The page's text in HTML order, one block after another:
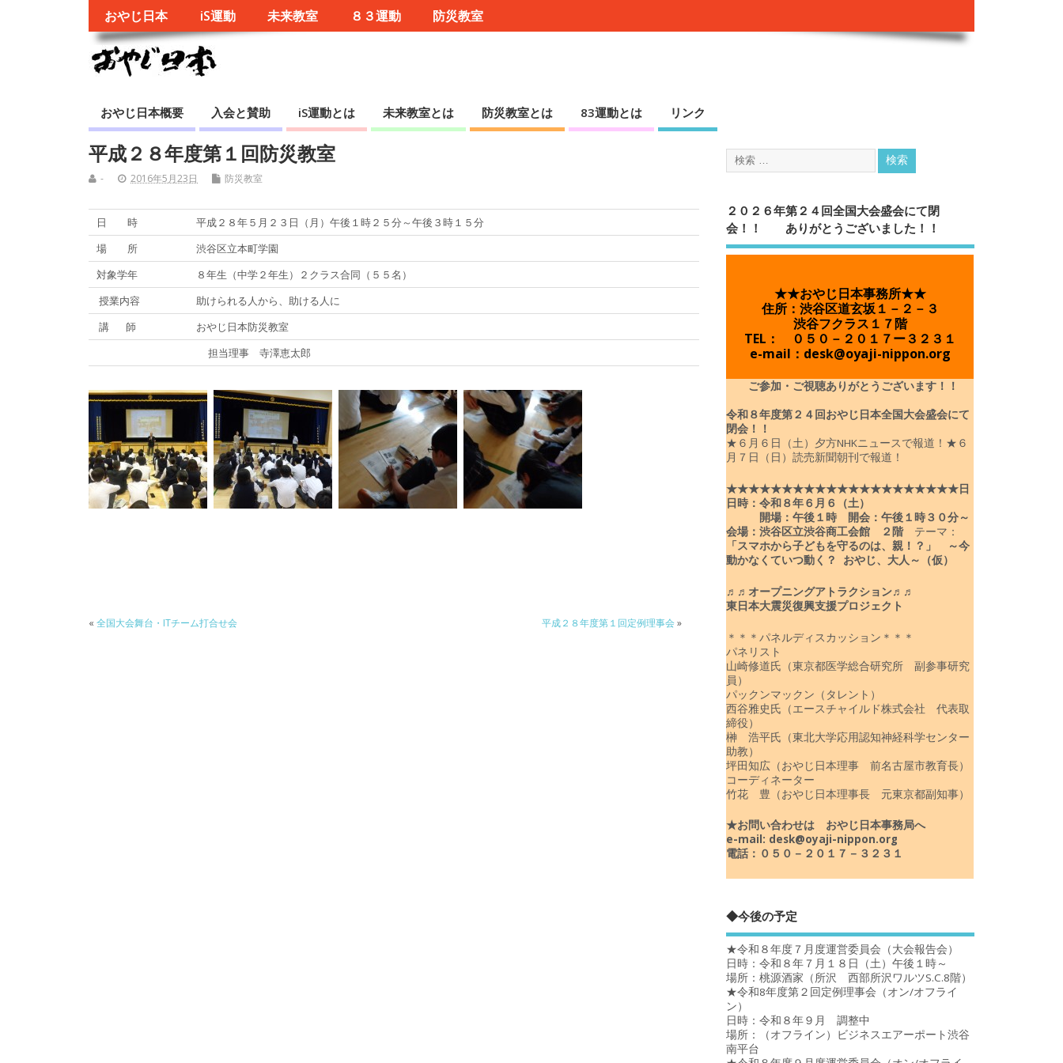
おやじ日本 iS運動 未来教室 ８３運動 防災教室
おやじ日本概要 入会と賛助 iS運動とは 未来教室とは 防災教室とは 83運動とは リンク
平成２８年度第１回防災教室
- 2016年5月23日 防災教室
日 時
平成２８年５月２３日（月）午後１時２５分～午後３時１５分
場 所
渋谷区立本町学園
対象学年
８年生（中学２年生）２クラス合同（５５名）
授業内容
助けられる人から、助ける人に
講 師
おやじ日本防災教室
担当理事 寺澤恵太郎
« 全国大会舞台・ITチーム打合せ会 平成２８年度第１回定例理事会»
２０２６年第２４回全国大会盛会にて閉
会！！ ありがとうございました！！
★★おやじ日本事務所★★
住所：渋谷区道玄坂１－２－３
渋谷フクラス１７階
TEL： ０５０－２０１７ー３２３１
e-mail：desk@oyaji-nippon.org
ご参加・ご視聴ありがとうございます！！
令和８年度第２４回おやじ日本全国大会盛会にて
閉会！！
★６月６日（土）夕方NHKニュースで報道！ ★６
月７日（日）読売新聞朝刊で報道！
★★★★★★★★★★★★★★★★★★★★★日
日時：令和８年６月６（土）
開場：午後１時 開会：午後１時３０分～
会場：渋谷区立渋谷商工会館 ２階 テーマ：
「スマホから子どもを守るのは、親！？」
～今
動かなくていつ動く？ おやじ、大人～（仮）
♬♬オープニングアトラクション♬♬
東日本大震災復興支援プロジェクト
＊＊＊パネルディスカッション＊＊＊
パネリスト
山崎修道氏（東京都医学総合研究所 副参事研究
員）
パックンマックン（タレント）
西谷雅史氏（エースチャイルド株式会社 代表取
締役）
榊 浩平氏（東北大学応用認知神経科学センター
助教）
坪田知広（おやじ日本理事 前名古屋市教育長）
コーディネーター
竹花 豊（おやじ日本理事長 元東京都副知事）
★お問い合わせは おやじ日本事務局へ
e-mail: desk@oyaji-nippon.org
電話：０５０－２０１７－３２３１
◆今後の予定
★令和８年度７月度運営委員会（大会報告会）
日時：令和８年７月１８日（土）午後１時～
場所：桃源酒家（所沢 西部所沢ワルツS.C.8階）
★令和8年度第２回定例理事会（オン/オフライ
ン）
日時：令和８年９月 調整中
場所：（オフライン）ビジネスエアーポート渋谷
南平台